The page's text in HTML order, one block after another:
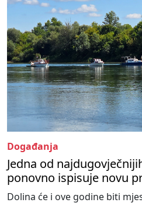
Događanja
Jedna od
ponovno ispisuje novu
Dolina će i ove godine biti